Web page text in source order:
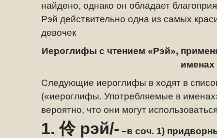
найдено, однако он обладает
Рэй действительно одна из самых
девочек
Иероглифы с чтением «Рэй»,
именах
Следующие иероглифы в ходят в
(«иероглифы. Употребляемые в
вероятно, что они могут
1.伶рэй/- –в соч. 1)